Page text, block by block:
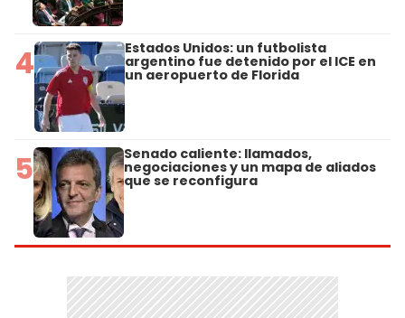
4 Estados Unidos: un futbolista
argentino fue detenido por el ICE en
un aeropuerto de Florida
5 Senado caliente: llamados,
negociaciones y un mapa de aliados
que se reconfigura